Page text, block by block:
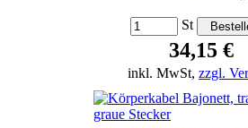
St
34,15 €
inkl. MwSt, zzgl.